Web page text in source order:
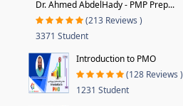
Dr. Ahmed AbdelHady - PMP Prep...
(213 Reviews )
3371 Student
Introduction to PMO
(128 Reviews )
1231 Student